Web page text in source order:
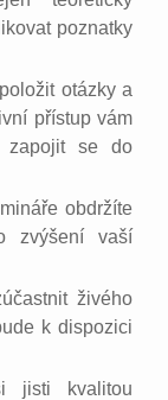
poznatky
otázky a
přístup vám
zapojit se do
obdržíte
zvýšení vaší
živého
k dispozici
jisti kvalitou